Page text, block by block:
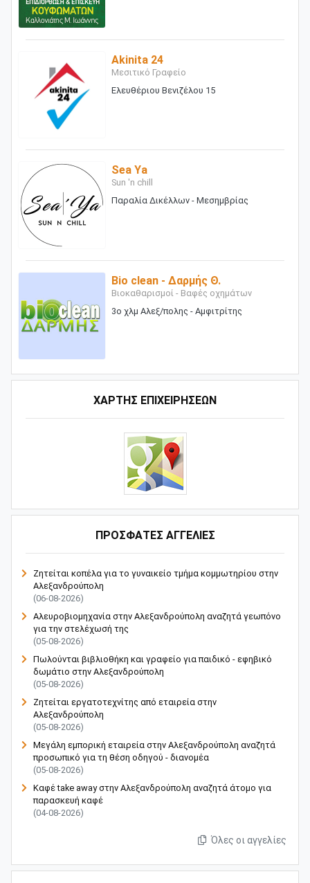
Akinita 24
Μεσιτικό Γραφείο
Ελευθέριου Βενιζέλου 15
Sea Ya
Sun 'n chill
Παραλία Δικέλλων - Μεσημβρίας
Bio clean - Δαρμής Θ.
Βιοκαθαρισμοί - Βαφές οχημάτων
3ο χλμ Αλεξ/πολης - Αμφιτρίτης
ΧΑΡΤΗΣ ΕΠΙΧΕΙΡΗΣΕΩΝ
ΠΡΟΣΦΑΤΕΣ ΑΓΓΕΛΙΕΣ
Ζητείται κοπέλα για το γυναικείο τμήμα κομμωτηρίου στην
Αλεξανδρούπολη
(06-08-2026)
Αλευροβιομηχανία στην Αλεξανδρούπολη αναζητά γεωπόνο
για την στελέχωσή της
(05-08-2026)
Πωλούνται βιβλιοθήκη και γραφείο για παιδικό - εφηβικό
δωμάτιο στην Αλεξανδρούπολη
(05-08-2026)
Ζητείται εργατοτεχνίτης από εταιρεία στην
Αλεξανδρούπολη
(05-08-2026)
Μεγάλη εμπορική εταιρεία στην Αλεξανδρούπολη αναζητά
προσωπικό για τη θέση οδηγού - διανομέα
(05-08-2026)
Καφέ take away στην Αλεξανδρούπολη αναζητά άτομο για
παρασκευή καφέ
(04-08-2026)
Όλες οι αγγελίες